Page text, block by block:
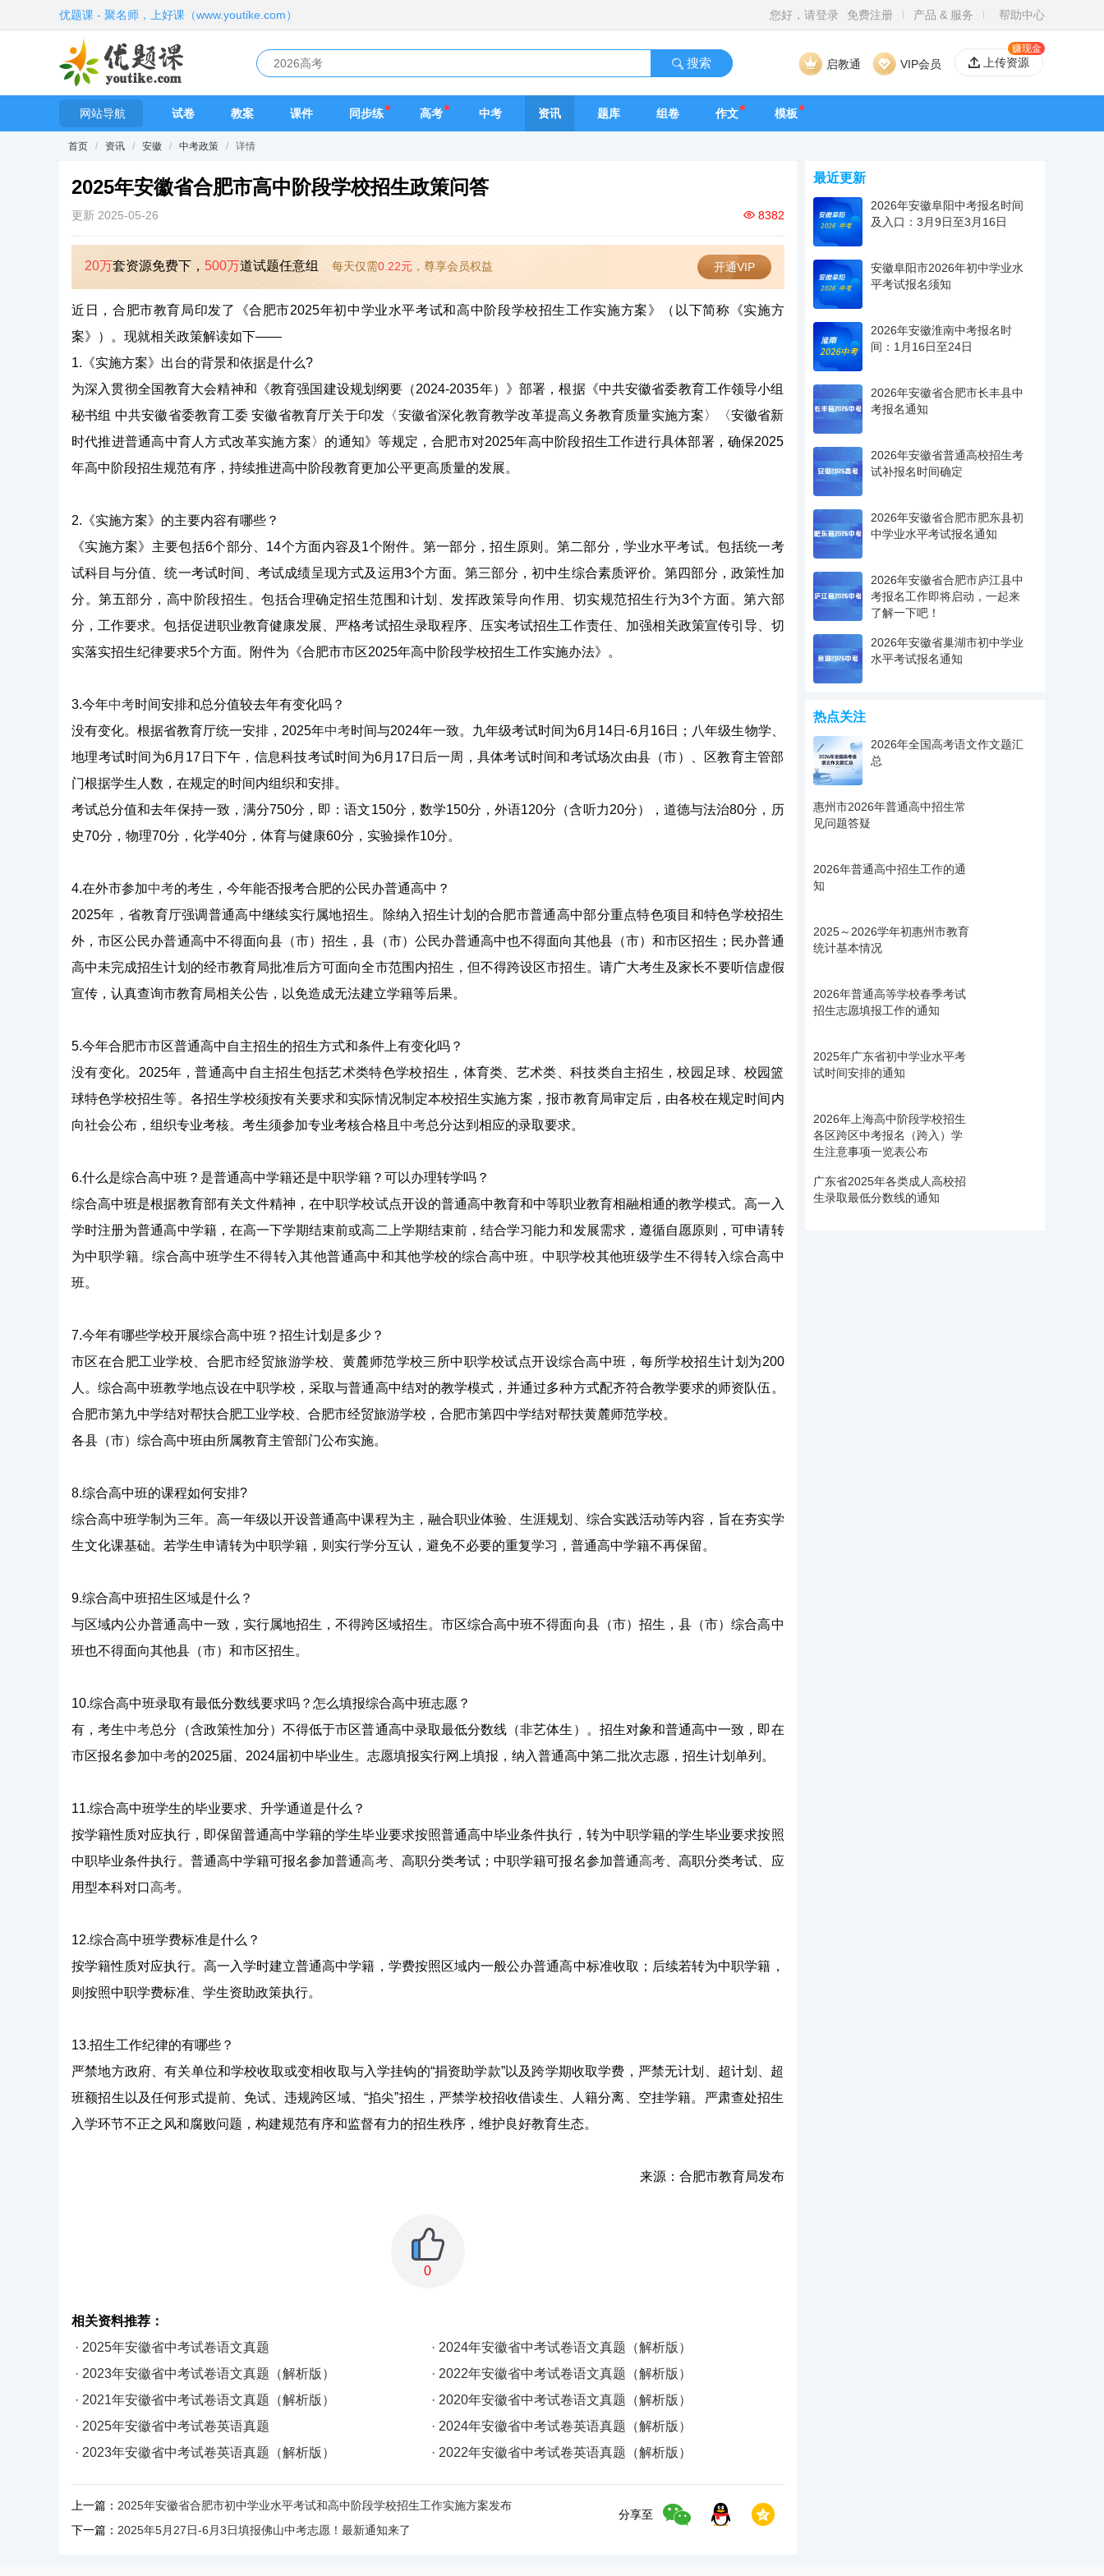
优题课 - 聚名师，上好课（www.youtike.com） 您好，请登录 免费注册 产品 & 服务 帮助中心
搜索 VIP会员
启教通 上传资源
赚现金
网站导航 试卷 教案 课件 同步练 高考 中考 资讯 题库 组卷 作文 模板
首页 / 资讯 / 安徽 / 中考政策 / 详情
2025年安徽省合肥市高中阶段学校招生政策问答
更新 2025-05-26 8382
20万套资源免费下， 500万道试题任意组 每天仅需0.22元 ，尊享会员权益 开通VIP
近日，合肥市教育局印发了《合肥市2025年初中学业水平考试和高中阶段学校招生工作实施方案》（以下简称《实施方
案》）。现就相关政策解读如下——
1.《实施方案》出台的背景和依据是什么?
为深入贯彻全国教育大会精神和《教育强国建设规划纲要（2024-2035年）》部署，根据《中共安徽省委教育工作领导小组
秘书组 中共安徽省委教育工委 安徽省教育厅关于印发〈安徽省深化教育教学改革提高义务教育质量实施方案〉〈安徽省新
时代推进普通高中育人方式改革实施方案〉的通知》等规定，合肥市对2025年高中阶段招生工作进行具体部署，确保2025
年高中阶段招生规范有序，持续推进高中阶段教育更加公平更高质量的发展。
2.《实施方案》的主要内容有哪些？
《实施方案》主要包括6个部分、14个方面内容及1个附件。第一部分，招生原则。第二部分，学业水平考试。包括统一考
试科目与分值、统一考试时间、考试成绩呈现方式及运用3个方面。第三部分，初中生综合素质评价。第四部分，政策性加
分。第五部分，高中阶段招生。包括合理确定招生范围和计划、发挥政策导向作用、切实规范招生行为3个方面。第六部
分，工作要求。包括促进职业教育健康发展、严格考试招生录取程序、压实考试招生工作责任、加强相关政策宣传引导、切
实落实招生纪律要求5个方面。附件为《合肥市市区2025年高中阶段学校招生工作实施办法》。
3.今年中考时间安排和总分值较去年有变化吗？
没有变化。根据省教育厅统一安排，2025年中考时间与2024年一致。九年级考试时间为6月14日-6月16日；八年级生物学、
地理考试时间为6月17日下午，信息科技考试时间为6月17日后一周，具体考试时间和考试场次由县（市）、区教育主管部
门根据学生人数，在规定的时间内组织和安排。
考试总分值和去年保持一致，满分750分，即：语文150分，数学150分，外语120分（含听力20分），道德与法治80分，历
史70分，物理70分，化学40分，体育与健康60分，实验操作10分。
4.在外市参加中考的考生，今年能否报考合肥的公民办普通高中？
2025年，省教育厅强调普通高中继续实行属地招生。除纳入招生计划的合肥市普通高中部分重点特色项目和特色学校招生
外，市区公民办普通高中不得面向县（市）招生，县（市）公民办普通高中也不得面向其他县（市）和市区招生；民办普通
高中未完成招生计划的经市教育局批准后方可面向全市范围内招生，但不得跨设区市招生。请广大考生及家长不要听信虚假
宣传，认真查询市教育局相关公告，以免造成无法建立学籍等后果。
5.今年合肥市市区普通高中自主招生的招生方式和条件上有变化吗？
没有变化。2025年，普通高中自主招生包括艺术类特色学校招生，体育类、艺术类、科技类自主招生，校园足球、校园篮
球特色学校招生等。各招生学校须按有关要求和实际情况制定本校招生实施方案，报市教育局审定后，由各校在规定时间内
向社会公布，组织专业考核。考生须参加专业考核合格且 中考总分达到相应的录取要求。
6.什么是综合高中班？是普通高中学籍还是中职学籍？可以办理转学吗？
综合高中班是根据教育部有关文件精神，在中职学校试点开设的普通高中教育和中等职业教育相融相通的教学模式。高一入
学时注册为普通高中学籍，在高一下学期结束前或高二上学期结束前，结合学习能力和发展需求，遵循自愿原则，可申请转
为中职学籍。综合高中班学生不得转入其他普通高中和其他学校的综合高中班。中职学校其他班级学生不得转入综合高中
班。
7.今年有哪些学校开展综合高中班？招生计划是多少？
市区在合肥工业学校、合肥市经贸旅游学校、黄麓师范学校三所中职学校试点开设综合高中班，每所学校招生计划为200
人。综合高中班教学地点设在中职学校，采取与普通高中结对的教学模式，并通过多种方式配齐符合教学要求的师资队伍。
合肥市第九中学结对帮扶合肥工业学校、合肥市经贸旅游学校，合肥市第四中学结对帮扶黄麓师范学校。
各县（市）综合高中班由所属教育主管部门公布实施。
8.综合高中班的课程如何安排?
综合高中班学制为三年。高一年级以开设普通高中课程为主，融合职业体验、生涯规划、综合实践活动等内容，旨在夯实学
生文化课基础。若学生申请转为中职学籍，则实行学分互认，避免不必要的重复学习，普通高中学籍不再保留。
9.综合高中班招生区域是什么？
与区域内公办普通高中一致，实行属地招生，不得跨区域招生。市区综合高中班不得面向县（市）招生，县（市）综合高中
班也不得面向其他县（市）和市区招生。
10.综合高中班录取有最低分数线要求吗？怎么填报综合高中班志愿？
有，考生中考总分（含政策性加分）不得低于市区普通高中录取最低分数线（非艺体生）。招生对象和普通高中一致，即在
市区报名参加中考的2025届、2024届初中毕业生。志愿填报实行网上填报，纳入普通高中第二批次志愿，招生计划单列。
11.综合高中班学生的毕业要求、升学通道是什么？
按学籍性质对应执行，即保留普通高中学籍的学生毕业要求按照普通高中毕业条件执行，转为中职学籍的学生毕业要求按照
中职毕业条件执行。普通高中学籍可报名参加普通高考、高职分类考试；中职学籍可报名参加普通高考 、高职分类考试、应
用型本科对口高考。
12.综合高中班学费标准是什么？
按学籍性质对应执行。高一入学时建立普通高中学籍，学费按照区域内一般公办普通高中标准收取；后续若转为中职学籍，
则按照中职学费标准、学生资助政策执行。
13.招生工作纪律的有哪些？
严禁地方政府、有关单位和学校收取或变相收取与入学挂钩的“捐资助学款”以及跨学期收取学费，严禁无计划、超计划、超
班额招生以及任何形式提前、免试、违规跨区域、“掐尖”招生，严禁学校招收借读生、人籍分离、空挂学籍。严肃查处招生
入学环节不正之风和腐败问题，构建规范有序和监督有力的招生秩序，维护良好教育生态。
来源：合肥市教育局发布
0
相关资料推荐：
· 2025年安徽省中考试卷语文真题
· 2024年安徽省中考试卷语文真题（解析版）
· 2023年安徽省中考试卷语文真题（解析版）
· 2022年安徽省中考试卷语文真题（解析版）
· 2021年安徽省中考试卷语文真题（解析版）
· 2020年安徽省中考试卷语文真题（解析版）
· 2025年安徽省中考试卷英语真题
· 2024年安徽省中考试卷英语真题（解析版）
· 2023年安徽省中考试卷英语真题（解析版）
· 2022年安徽省中考试卷英语真题（解析版）
上一篇： 2025年安徽省合肥市初中学业水平考试和高中阶段学校招生工作实施方案发布
下一篇： 2025年5月27日-6月3日填报佛山中考志愿！最新通知来了
分享至
最近更新
2026年安徽阜阳中考报名时间
及入口：3月9日至3月16日
安徽阜阳市2026年初中学业水
平考试报名须知
2026年安徽淮南中考报名时
间：1月16日至24日
2026年安徽省合肥市长丰县中
考报名通知
2026年安徽省普通高校招生考
试补报名时间确定
2026年安徽省合肥市肥东县初
中学业水平考试报名通知
2026年安徽省合肥市庐江县中
考报名工作即将启动，一起来
了解一下吧！
2026年安徽省巢湖市初中学业
水平考试报名通知
热点关注
2026年全国高考语文作文题汇
总
惠州市2026年普通高中招生常
见问题答疑
2026年普通高中招生工作的通
知
2025～2026学年初惠州市教育
统计基本情况
2026年普通高等学校春季考试
招生志愿填报工作的通知
2025年广东省初中学业水平考
试时间安排的通知
2026年上海高中阶段学校招生
各区跨区中考报名（跨入）学
生注意事项一览表公布
广东省2025年各类成人高校招
生录取最低分数线的通知